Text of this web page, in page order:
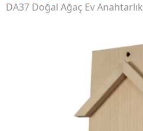
DA37 Doğal Ağaç Ev Anahtarlık